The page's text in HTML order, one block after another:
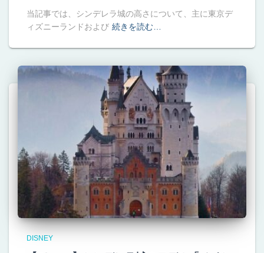
当記事では、シンデレラ城の高さについて、主に東京デ
ィズニーランドおよび 続きを読む…
DISNEY